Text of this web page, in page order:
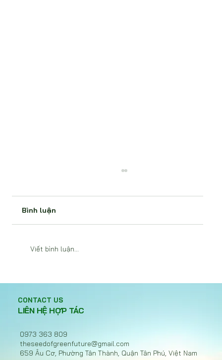
Hiệp ước nhựa toàn cầu bế tắc, Việt
Nam chọn hành động với EPR
Bình luận
Viết bình luận...
CONTACT US
LIÊN HỆ HỢP TÁC
0973 363 809
theseedofgreenfuture@gmail.com
659 Âu Cơ, Phường Tân Thành, Quận Tân Phú, Việt Nam